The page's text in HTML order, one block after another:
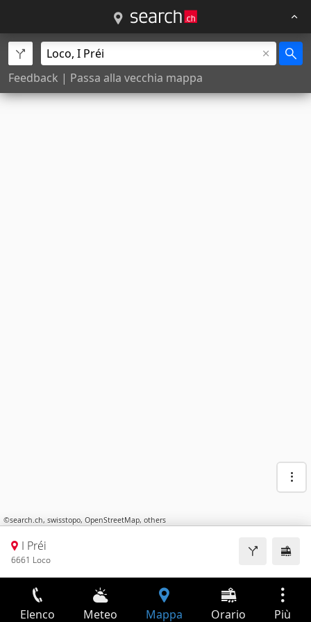
Feedback | Passa alla vecchia mappa
©search.ch, swisstopo, OpenStreetMap, others
I Préi
6661 Loco
Elenco Meteo Mappa Orario Più